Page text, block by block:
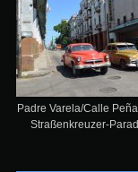
Padre Varela/Calle
Straßenkreuzer-